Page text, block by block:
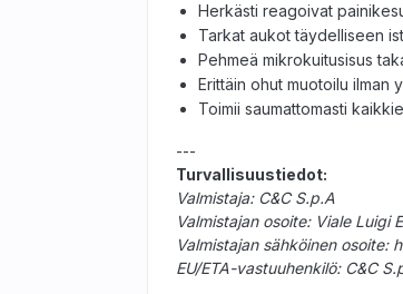
Herkästi reagoivat
Tarkat aukot täydelliseen
Pehmeä mikrokuitusisus
Erittäin ohut muotoilu ilman
Toimii saumattomasti
---
Turvallisuustiedot:
Valmistaja: C&C S.p.A
Valmistajan osoite: Viale Luigi
Valmistajan sähköinen osoite:
EU/ETA-vastuuhenkilö: C&C